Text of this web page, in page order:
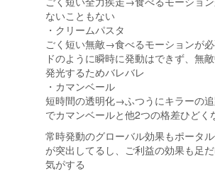
ないこともない
・クリームパスタ
ごく短い無敵→食べるモーションが
ドのように瞬時に発動はできず、無
発光するためバレバレ
・カマンベール
短時間の透明化→ふつうにキラーの
でカマンベールと他2つの格差ひどく
常時発動のグローバル効果もポータ
が突出してるし、ご利益の効果も足
気がする